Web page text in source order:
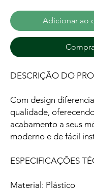
Adicionar ao
DESCRIÇÃO DO
Com design
qualidade,
acabamento a seus
moderno e de fácil
ESPECIFICAÇÕES
Material: Plástico